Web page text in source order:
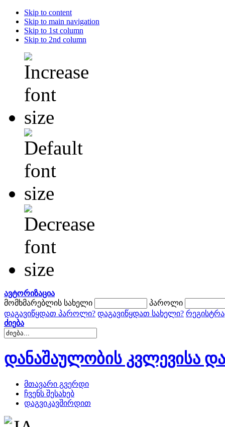
Skip to content
Skip to main navigation
Skip to 1st column
Skip to 2nd column
ავტორიზაცია
მომხმარებლის სახელი
პაროლი
დაგავიწყდათ პაროლი? დაგავიწყდათ სახელი?
ძიება
დანაშაულობის კვლევისა
მთავარი გვერდი
ჩვენს შესახებ
დაგვიკავშირდით